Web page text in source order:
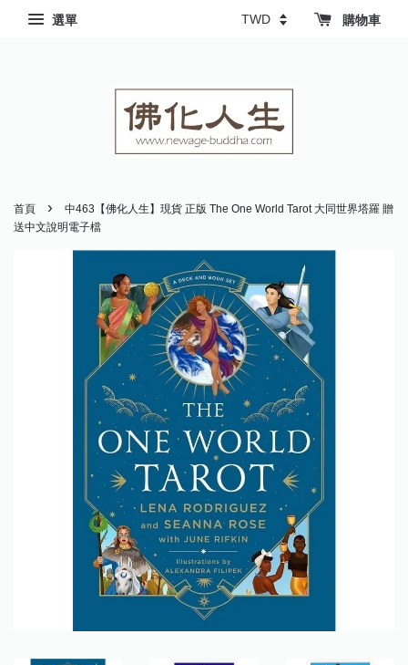
選單 購物車
首頁 ›
中463【佛化人生】現貨 正版 The One World Tarot 大同世界塔羅 贈
送中文說明電子檔